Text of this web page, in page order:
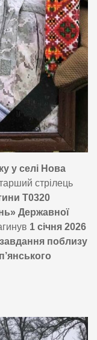
у селі Нова
стрілець
Т0320
Державної
1 січня 2026
поблизу